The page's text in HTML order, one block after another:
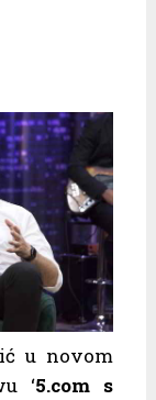
u novom
‘5.com s